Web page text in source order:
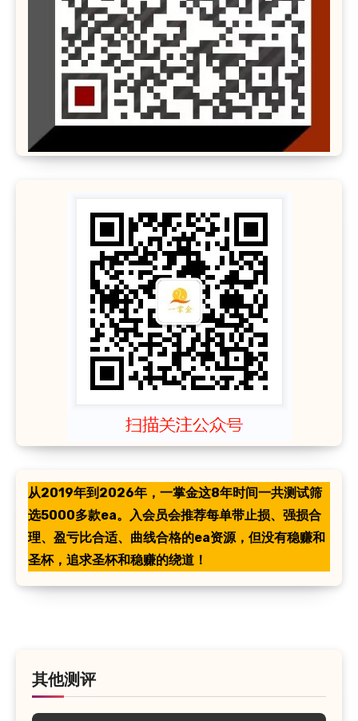
从2019年到2026年，一掌金这8年时间一共测试筛
选5000多款ea。入会员会推荐每单带止损、强损合
理、盈亏比合适、曲线合格的ea资源，但没有稳赚和
圣杯，追求圣杯和稳赚的绕道！
其他测评